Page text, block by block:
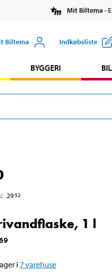
Mit Biltema-
Biltema Indkøbsliste
BYGGERI
: 2952
1 l
i 7varehuse